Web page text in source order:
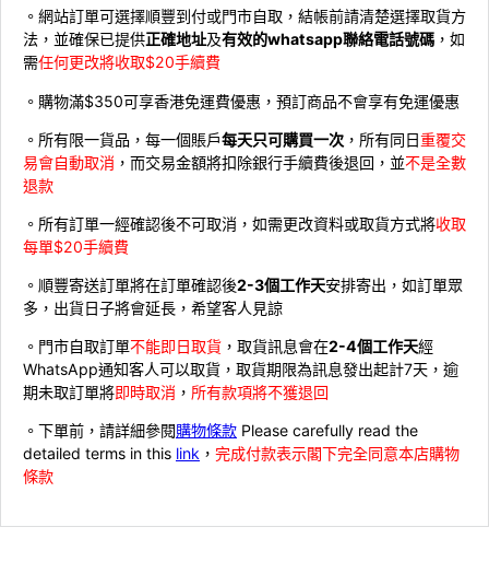
。網站訂單可選擇順豐到付或門市自取，結帳前請清楚選擇取貨方
法，並確保已提供正確地址及有效的whatsapp聯絡電話號碼 ，如
需任何更改將收取$20手續費
。購物滿$350可享香港免運費優惠，預訂商品不會享有免運優惠
。所有限一貨品，每一個賬戶每天只可購買一次 ，所有同日重覆交
易會自動取消 ，而交易金額將扣除銀行手續費後退回，並不是全數
退款
。所有訂單一經確認後不可取消，如需更改資料或取貨方式將收取
每單$20手續費
。順豐寄送訂單將在訂單確認後2-3個工作天安排寄出，如訂單眾
多，出貨日子將會延長，希望客人見諒
。門市自取訂單不能即日取貨 ，取貨訊息會在2-4個工作天經
WhatsApp通知客人可以取貨，取貨期限為訊息發出起計7天，逾
期未取訂單將即時取消 ， 所有款項將不獲退回
。下單前，請詳細參閱購物條款 Please carefully read the
detailed terms in this link ， 完成付款表示閣下完全同意本店購物
條款